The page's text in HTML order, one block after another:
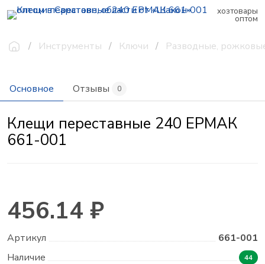
хозтовары
оптом
Инструменты Ключи Разводные,
Основное Отзывы 0
Клещи переставные 240 ЕРМАК
661-001
456.14 ₽
Артикул
661-001
Наличие
44